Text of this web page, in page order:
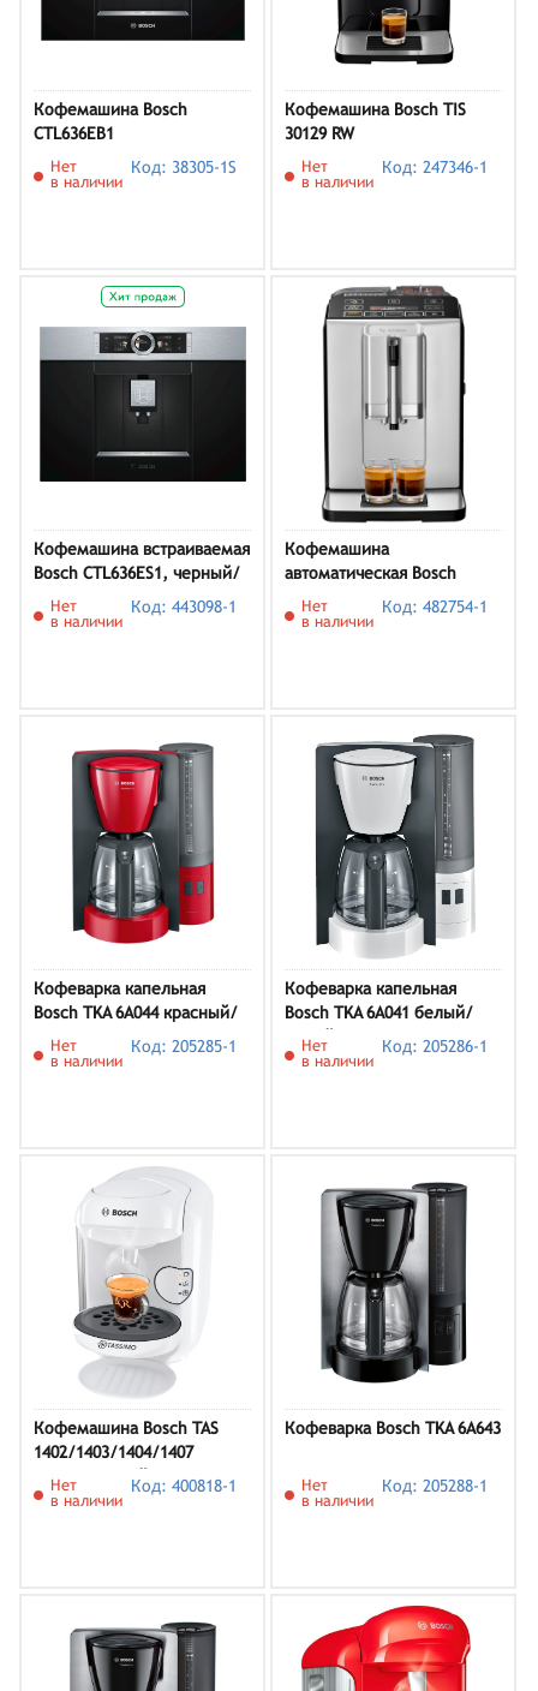
Кофемашина Bosch
CTL636EB1
Нет
в наличии
Код: 38305-1S
Кофемашина Bosch TIS
30129 RW
Нет
в наличии
Код: 247346-1
Кофемашина встраиваемая
Bosch CTL636ES1, черный/
нержавеющая сталь
Нет
в наличии
Код: 443098-1
Кофемашина
автоматическая Bosch
TIS30321RW
Нет
в наличии
Код: 482754-1
Кофеварка капельная
Bosch TKA 6A044 красный/
антрацит
Нет
в наличии
Код: 205285-1
Кофеварка капельная
Bosch TKA 6A041 белый/
серый
Нет
в наличии
Код: 205286-1
Кофемашина Bosch TAS
1402/1403/1404/1407
Tassimo белый
Нет
в наличии
Код: 400818-1
Кофеварка Bosch TKA 6A643
Нет
в наличии
Код: 205288-1